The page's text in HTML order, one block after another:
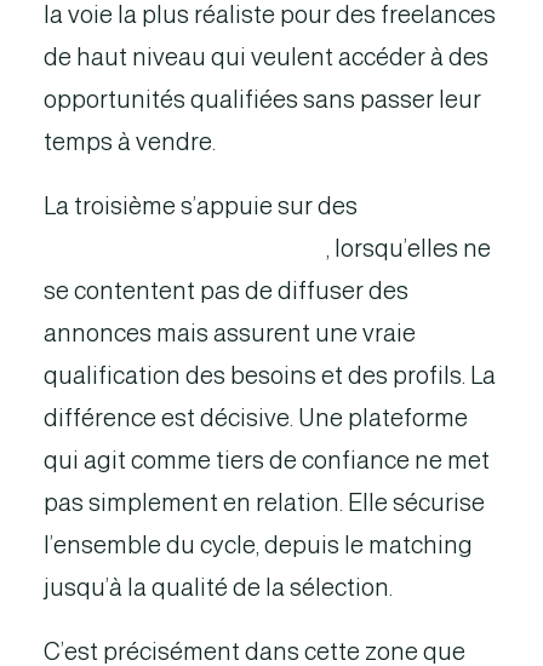
la voie la plus réaliste pour des freelances
de haut niveau qui veulent accéder à des
opportunités qualifiées sans passer leur
temps à vendre.
La troisième s’appuie sur des
, lorsqu’elles ne
se contentent pas de diffuser des
annonces mais assurent une vraie
qualification des besoins et des profils. La
différence est décisive. Une plateforme
qui agit comme tiers de confiance ne met
pas simplement en relation. Elle sécurise
l’ensemble du cycle, depuis le matching
jusqu’à la qualité de la sélection.
C’est précisément dans cette zone que